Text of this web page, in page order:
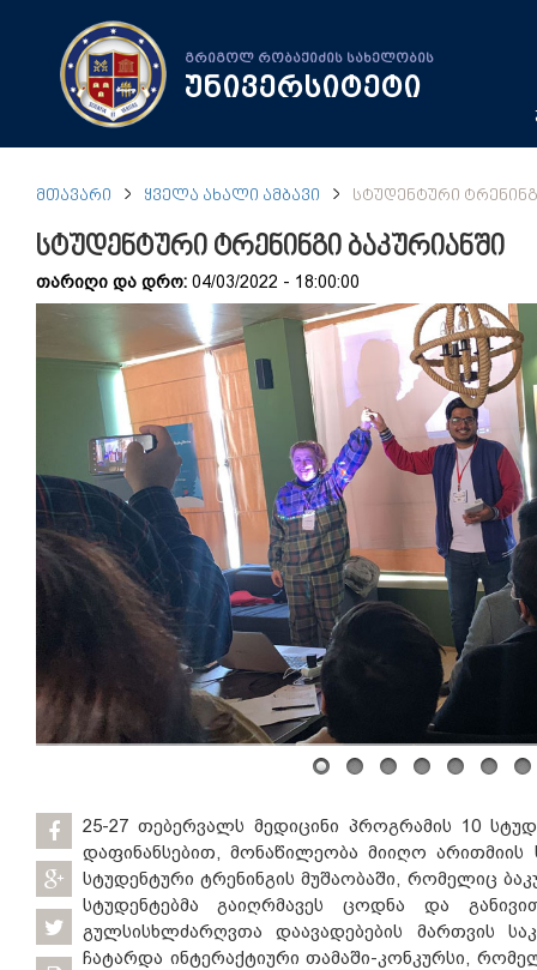
გრიგოლ რობაქიძის სახელობის
უნივერსიტეტი
ᲛᲗᲐᲕᲐᲠᲘ ᲧᲕᲔᲚᲐ ᲐᲮᲐᲚᲘ ᲐᲛᲑᲐᲕᲘ ᲡᲢᲣᲓᲔᲜᲢᲣᲠᲘ
სტუდენტური ტრენინგი ბაკურიანში
თარიღი და დრო: 04/03/2022 - 18:00:00
25-27 თებერვალს მედიცინი პროგრამის 10
დაფინანსებით, მონაწილეობა მიიღო
სტუდენტური ტრენინგის მუშაობაში, რომელიც
სტუდენტებმა გაიღრმავეს ცოდნა და
გულსისხლძარღვთა დაავადებების მართვის
ჩატარდა ინტერაქტიური თამაში-კონკურსი,